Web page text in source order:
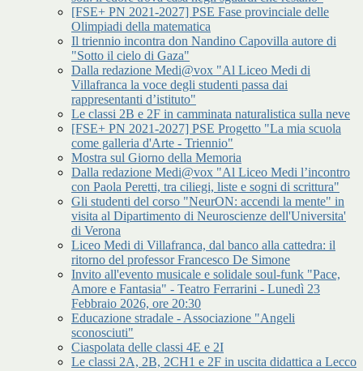
[FSE+ PN 2021-2027] PSE Fase provinciale delle
Olimpiadi della matematica
Il triennio incontra don Nandino Capovilla autore di
"Sotto il cielo di Gaza"
Dalla redazione Medi@vox "Al Liceo Medi di
Villafranca la voce degli studenti passa dai
rappresentanti d’istituto"
Le classi 2B e 2F in camminata naturalistica sulla neve
[FSE+ PN 2021-2027] PSE Progetto "La mia scuola
come galleria d'Arte - Triennio"
Mostra sul Giorno della Memoria
Dalla redazione Medi@vox "Al Liceo Medi l’incontro
con Paola Peretti, tra ciliegi, liste e sogni di scrittura"
Gli studenti del corso "NeurON: accendi la mente" in
visita al Dipartimento di Neuroscienze dell'Universita'
di Verona
Liceo Medi di Villafranca, dal banco alla cattedra: il
ritorno del professor Francesco De Simone
Invito all'evento musicale e solidale soul-funk "Pace,
Amore e Fantasia" - Teatro Ferrarini - Lunedì 23
Febbraio 2026, ore 20:30
Educazione stradale - Associazione "Angeli
sconosciuti"
Ciaspolata delle classi 4E e 2I
Le classi 2A, 2B, 2CH1 e 2F in uscita didattica a Lecco